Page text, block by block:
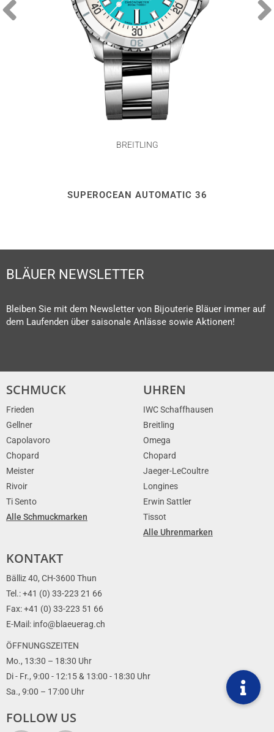
BREITLING
SUPEROCEAN AUTOMATIC 36
BLÄUER NEWSLETTER
Bleiben Sie mit dem Newsletter von Bijouterie Bläuer immer auf
dem Laufenden über saisonale Anlässe sowie Aktionen!
SCHMUCK
Frieden
Gellner
Capolavoro
Chopard
Meister
Rivoir
Ti Sento
Alle Schmuckmarken
UHREN
IWC Schaffhausen
Breitling
Omega
Chopard
Jaeger-LeCoultre
Longines
Erwin Sattler
Tissot
Alle Uhrenmarken
KONTAKT
Bälliz 40, CH-3600 Thun
Tel.: +41 (0) 33-223 21 66
Fax: +41 (0) 33-223 51 66
E-Mail: info@blaeuerag.ch
ÖFFNUNGSZEITEN
Mo., 13:30 – 18:30 Uhr
Di - Fr., 9:00 - 12:15 & 13:00 - 18:30 Uhr
Sa., 9:00 – 17:00 Uhr
FOLLOW US